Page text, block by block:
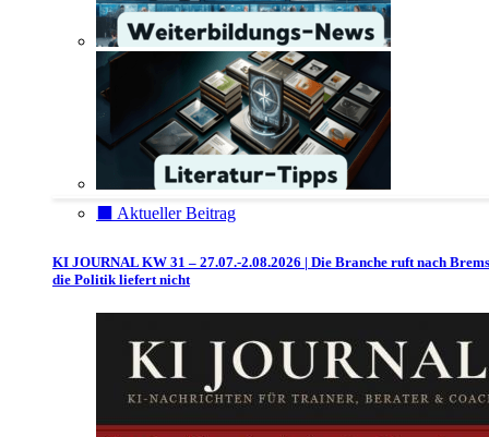
⬛️ Aktueller Beitrag
KI JOURNAL KW 31 – 27.07.-2.08.2026 | Die Branche ruft nach
die Politik liefert nicht